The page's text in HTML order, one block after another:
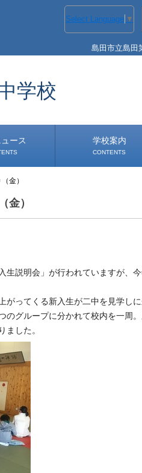
Select Language ▼
島田市立島田
学校
ース
から
から
学校案内
CONTENTS
金）
金）
生説明会」が行われていますが、
ってくる新入生が二中を見学しに
のグループに分かれて校内を一周
ました。